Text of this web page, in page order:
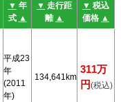
▼ 年
式 ▲
▼ 走行距
離 ▲
▼ 税込
価格 ▲
平成23
年
(2011
年)
134,641km
311万
円(税込)